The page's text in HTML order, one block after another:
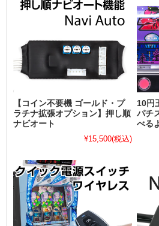
【コイン不要機 ゴールド・プ
ラチナ拡張オプション】押し順
ナビオート
¥15,500(税込)
10円
パチ
べる